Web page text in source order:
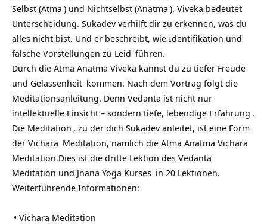
Selbst (Atma ) und Nichtselbst (Anatma ). Viveka bedeutet
Unterscheidung. Sukadev verhilft dir zu erkennen, was du
alles nicht bist. Und er beschreibt, wie Identifikation und
falsche Vorstellungen zu Leid führen.
Durch die Atma Anatma Viveka kannst du zu tiefer Freude
und Gelassenheit kommen. Nach dem Vortrag folgt die
Meditationsanleitung. Denn Vedanta ist nicht nur
intellektuelle Einsicht – sondern tiefe, lebendige Erfahrung .
Die Meditation , zu der dich Sukadev anleitet, ist eine Form
der Vichara Meditation, nämlich die Atma Anatma Vichara
Meditation.Dies ist die dritte Lektion des Vedanta
Meditation und Jnana Yoga Kurses in 20 Lektionen.
Weiterführende Informationen:
• Vichara Meditation